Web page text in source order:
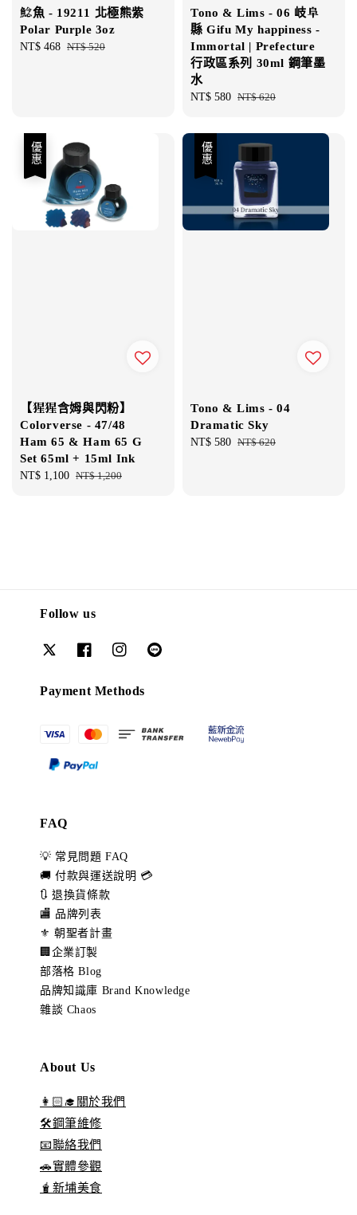
鯰魚 - 19211 北極熊紫
Polar Purple 3oz
Sale
NT$ 468 Regular
NT$ 520
Tono & Lims - 06 岐阜
縣 Gifu My happiness -
Immortal | Prefecture
行政區系列 30ml 鋼筆墨
水
Sale
NT$ 580 Regular
NT$ 620
優惠
【猩猩含姆與閃粉】
Colorverse - 47/48
Ham 65 & Ham 65 G
Set 65ml + 15ml Ink
Sale
NT$ 1,100 Regular
NT$ 1,200
優惠
Tono & Lims - 04
Dramatic Sky
Sale
NT$ 580 Regular
NT$ 620
Follow us
Payment Methods
FAQ
💡 常見問題 FAQ
🚚 付款與運送說明 💳
🔃 退換貨條款
🏬 品牌列表
⚜️ 朝聖者計畫
🏢企業訂製
部落格 Blog
品牌知識庫 Brand Knowledge
雜談 Chaos
About Us
👩🏻‍🎓關於我們
🛠️鋼筆維修
📧聯絡我們
🚗實體參觀
🧋新埔美食